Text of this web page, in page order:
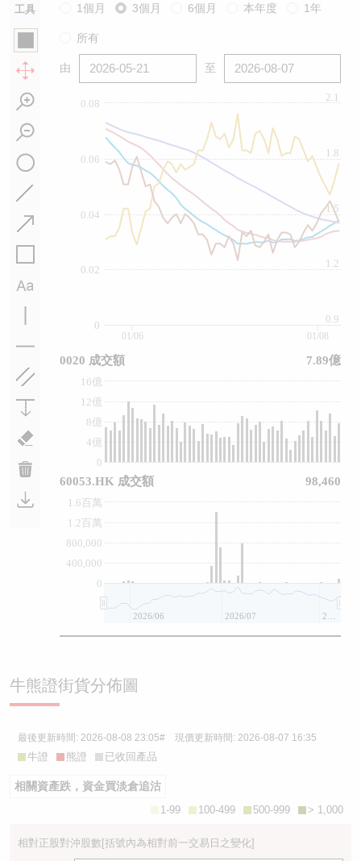
工具 1個月 3個月 6個月 本年度 1年
所有
由 至
0
0.02
0.04
0.06
0.08
0.9
1.2
1.5
1.8
2.1
0
4億
8億
12億
16億
0
400,000
800,000
1.2百萬
1.6百萬
01/06 01/08
2026/06 2026/07
0020 成交額 7.89億
60053.HK 成交額 98,460
牛熊證街貨分佈圖
最後更新時間: 2026-08-08 23:05# 現價更新時間: 2026-08-07 16:35
牛證 熊證 已收回產品
相關資產跌，資金買淡倉追沽
> 1,000
500-999
100-499
1-99
相對正股對沖股數[括號內為相對前一交易日之變化]